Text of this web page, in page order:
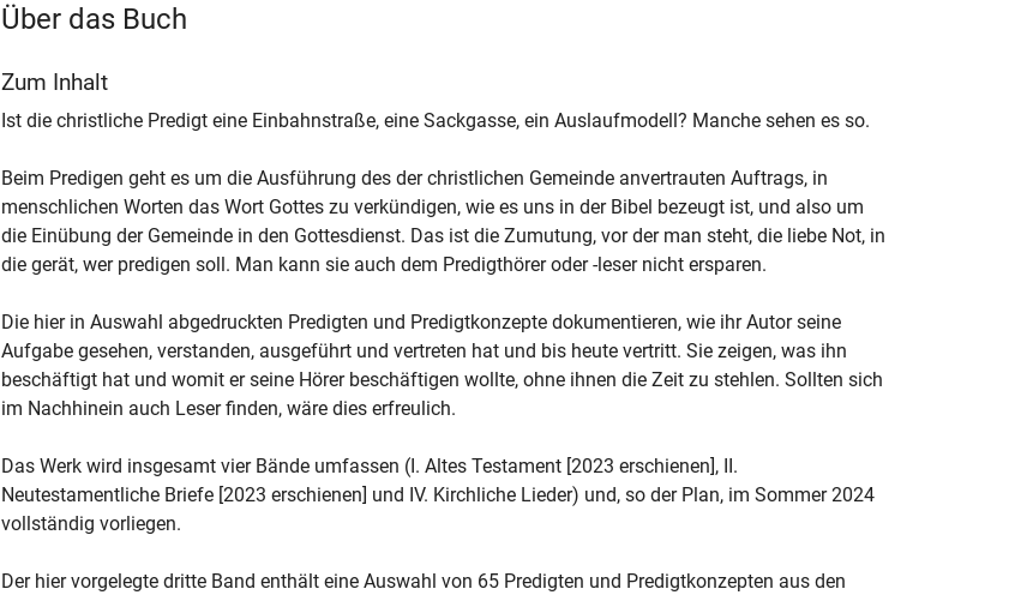
Über das Buch
Zum Inhalt
Ist die christliche Predigt eine Einbahnstraße, eine Sackgasse, ein Auslaufmodell? Manche sehen es so.
Beim Predigen geht es um die Ausführung des der christlichen Gemeinde anvertrauten Auftrags, in
menschlichen Worten das Wort Gottes zu verkündigen, wie es uns in der Bibel bezeugt ist, und also um
die Einübung der Gemeinde in den Gottesdienst. Das ist die Zumutung, vor der man steht, die liebe Not, in
die gerät, wer predigen soll. Man kann sie auch dem Predigthörer oder -leser nicht ersparen.
Die hier in Auswahl abgedruckten Predigten und Predigtkonzepte dokumentieren, wie ihr Autor seine
Aufgabe gesehen, verstanden, ausgeführt und vertreten hat und bis heute vertritt. Sie zeigen, was ihn
beschäftigt hat und womit er seine Hörer beschäftigen wollte, ohne ihnen die Zeit zu stehlen. Sollten sich
im Nachhinein auch Leser finden, wäre dies erfreulich.
Das Werk wird insgesamt vier Bände umfassen (I. Altes Testament [2023 erschienen], II.
Neutestamentliche Briefe [2023 erschienen] und IV. Kirchliche Lieder) und, so der Plan, im Sommer 2024
vollständig vorliegen.
Der hier vorgelegte dritte Band enthält eine Auswahl von 65 Predigten und Predigtkonzepten aus den